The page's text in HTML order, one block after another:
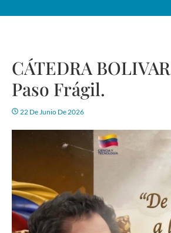
CÁTEDRA
Paso Frágil.
22 De Junio De 2026